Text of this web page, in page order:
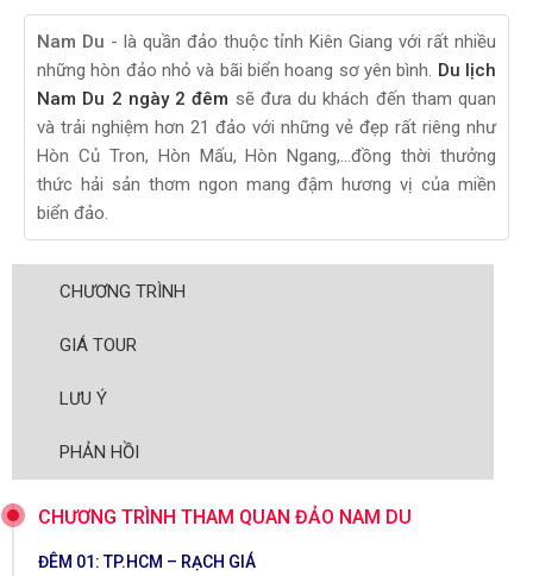
Nam Du - là quần đảo thuộc tỉnh Kiên Giang với rất nhiều
những hòn đảo nhỏ và bãi biển hoang sơ yên bình. Du lịch
Nam Du 2 ngày 2 đêm sẽ đưa du khách đến tham quan
và trải nghiệm hơn 21 đảo với những vẻ đẹp rất riêng như
Hòn Củ Tron, Hòn Mấu, Hòn Ngang,...đồng thời thưởng
thức hải sản thơm ngon mang đậm hương vị của miền
biển đảo.
CHƯƠNG TRÌNH
GIÁ TOUR
LƯU Ý
PHẢN HỒI
CHƯƠNG TRÌNH THAM QUAN ĐẢO NAM DU
ĐÊM 01: TP.HCM – RẠCH GIÁ